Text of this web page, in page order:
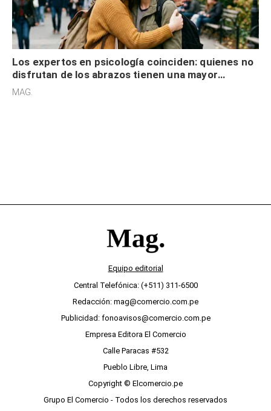
Los expertos en psicología coinciden: quienes no
disfrutan de los abrazos tienen una mayor
sensibilidad a los estímulos físicos y no es por
MAG.
Equipo editorial
Central Telefónica: (+511) 311-6500
Redacción: mag@comercio.com.pe
Publicidad: fonoavisos@comercio.com.pe
Empresa Editora El Comercio
Calle Paracas #532
Pueblo Libre, Lima
Copyright © Elcomercio.pe
Grupo El Comercio - Todos los derechos reservados